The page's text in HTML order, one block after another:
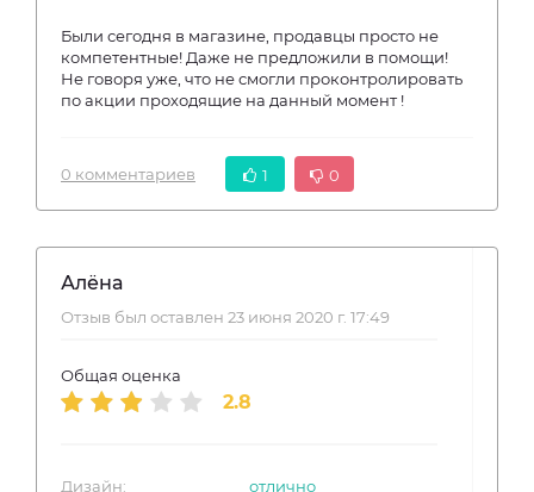
Были сегодня в магазине, продавцы просто не
компетентные! Даже не предложили в помощи!
Не говоря уже, что не смогли проконтролировать
по акции проходящие на данный момент !
0 комментариев 1 0
Алёна
Отзыв был оставлен 23 июня 2020 г. 17:49
Общая оценка
2.8
Дизайн: отлично